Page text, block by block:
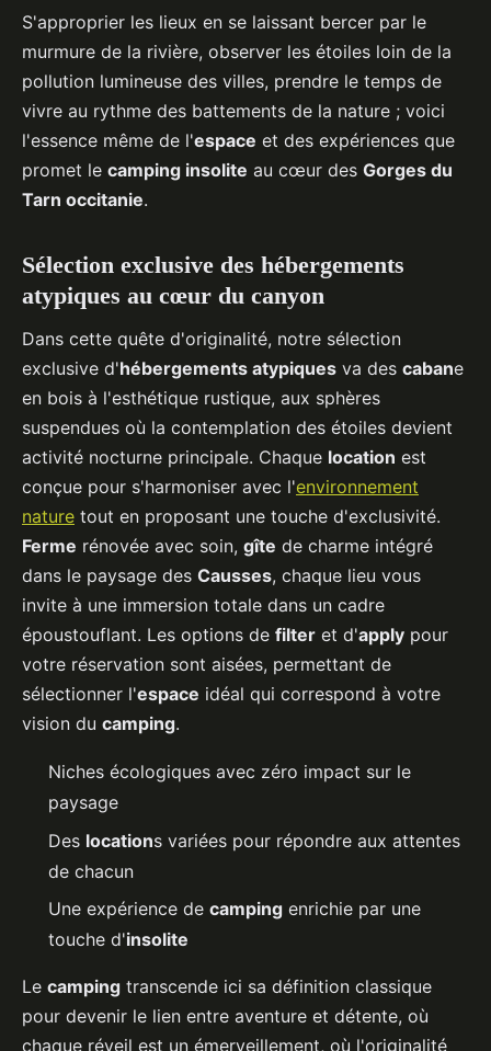
S'approprier les lieux en se laissant bercer par le
murmure de la rivière, observer les étoiles loin de la
pollution lumineuse des villes, prendre le temps de
vivre au rythme des battements de la nature ; voici
l'essence même de l'espace et des expériences que
promet le camping insolite au cœur des Gorges du
Tarn occitanie.
Sélection exclusive des hébergements
atypiques au cœur du canyon
Dans cette quête d'originalité, notre sélection
exclusive d'hébergements atypiques va des cabane
en bois à l'esthétique rustique, aux sphères
suspendues où la contemplation des étoiles devient
activité nocturne principale. Chaque location est
conçue pour s'harmoniser avec l'environnement
nature tout en proposant une touche d'exclusivité.
Ferme rénovée avec soin, gîte de charme intégré
dans le paysage des Causses, chaque lieu vous
invite à une immersion totale dans un cadre
époustouflant. Les options de filter et d'apply pour
votre réservation sont aisées, permettant de
sélectionner l'espace idéal qui correspond à votre
vision du camping.
Niches écologiques avec zéro impact sur le
paysage
Des locations variées pour répondre aux attentes
de chacun
Une expérience de camping enrichie par une
touche d'insolite
Le camping transcende ici sa définition classique
pour devenir le lien entre aventure et détente, où
chaque réveil est un émerveillement, où l'originalité